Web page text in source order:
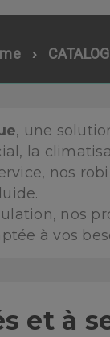
›
, une
la
nos
nos
à vos
et à